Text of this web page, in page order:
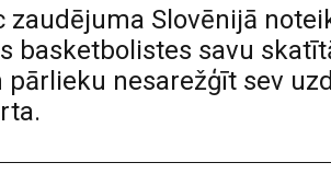
zaudējuma Slovēnijā
basketbolistes savu
pārlieku nesarežģīt sev